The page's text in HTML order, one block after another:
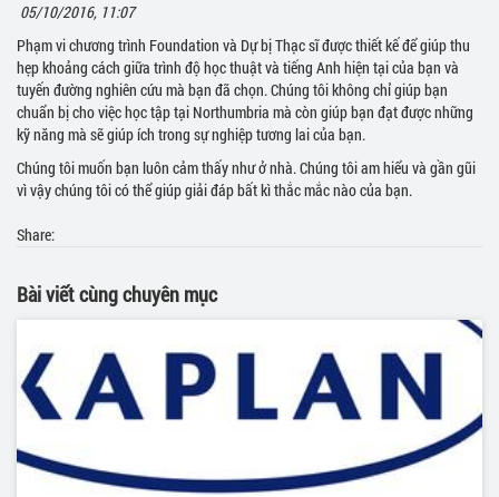
05/10/2016, 11:07
Phạm vi chương trình Foundation và Dự bị Thạc sĩ được thiết kế để giúp thu
hẹp khoảng cách giữa trình độ học thuật và tiếng Anh hiện tại của bạn và
tuyến đường nghiên cứu mà bạn đã chọn. Chúng tôi không chỉ giúp bạn
chuẩn bị cho việc học tập tại Northumbria mà còn giúp bạn đạt được những
kỹ năng mà sẽ giúp ích trong sự nghiệp tương lai của bạn.
Chúng tôi muốn bạn luôn cảm thấy như ở nhà. Chúng tôi am hiểu và gần gũi
vì vậy chúng tôi có thể giúp giải đáp bất kì thắc mắc nào của bạn.
Share:
Bài viết cùng chuyên mục